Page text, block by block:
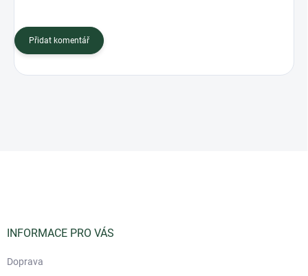
Přidat komentář
INFORMACE PRO VÁS
Doprava